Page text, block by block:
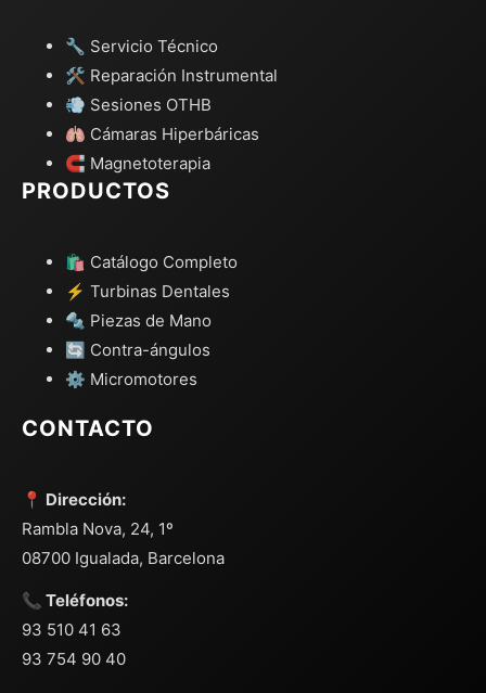
🔧 Servicio Técnico
🛠️ Reparación Instrumental
💨 Sesiones OTHB
🫁 Cámaras Hiperbáricas
🧲 Magnetoterapia
PRODUCTOS
🛍️ Catálogo Completo
⚡ Turbinas Dentales
🔩 Piezas de Mano
🔄 Contra-ángulos
⚙️ Micromotores
CONTACTO
📍 Dirección:
Rambla Nova, 24, 1º
08700 Igualada, Barcelona
📞 Teléfonos:
93 510 41 63
93 754 90 40